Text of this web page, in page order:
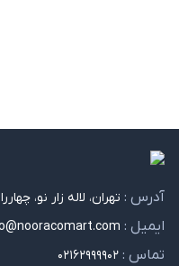
آدرس : تهران، لاله زار نو،
ایمیل :
تماس : ۰۲۱۶۲۹۹۹۹۰۲